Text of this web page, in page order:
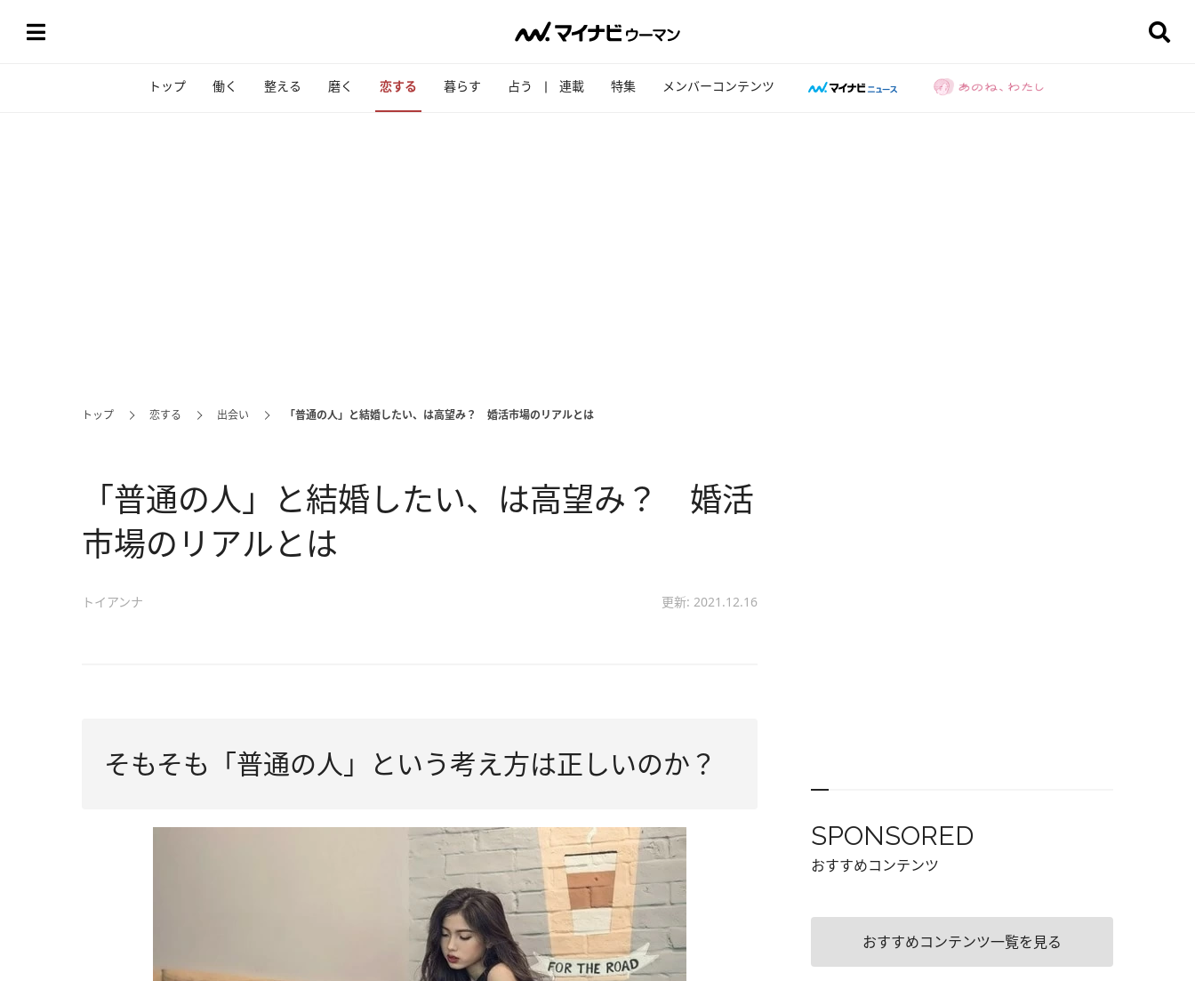
トップ 働く 整える 磨く 恋する 暮らす 占う 連載 特集 メンバーコンテンツ
トップ 恋する 出会い 「普通の人」と結婚したい、は高望み？ 婚活市場のリアルとは
「普通の人」と結婚したい、は高望み？ 婚活
市場のリアルとは
トイアンナ 更新: 2021.12.16
そもそも「普通の人」という考え方は正しいのか？
SPONSORED
おすすめコンテンツ
おすすめコンテンツ一覧を見る